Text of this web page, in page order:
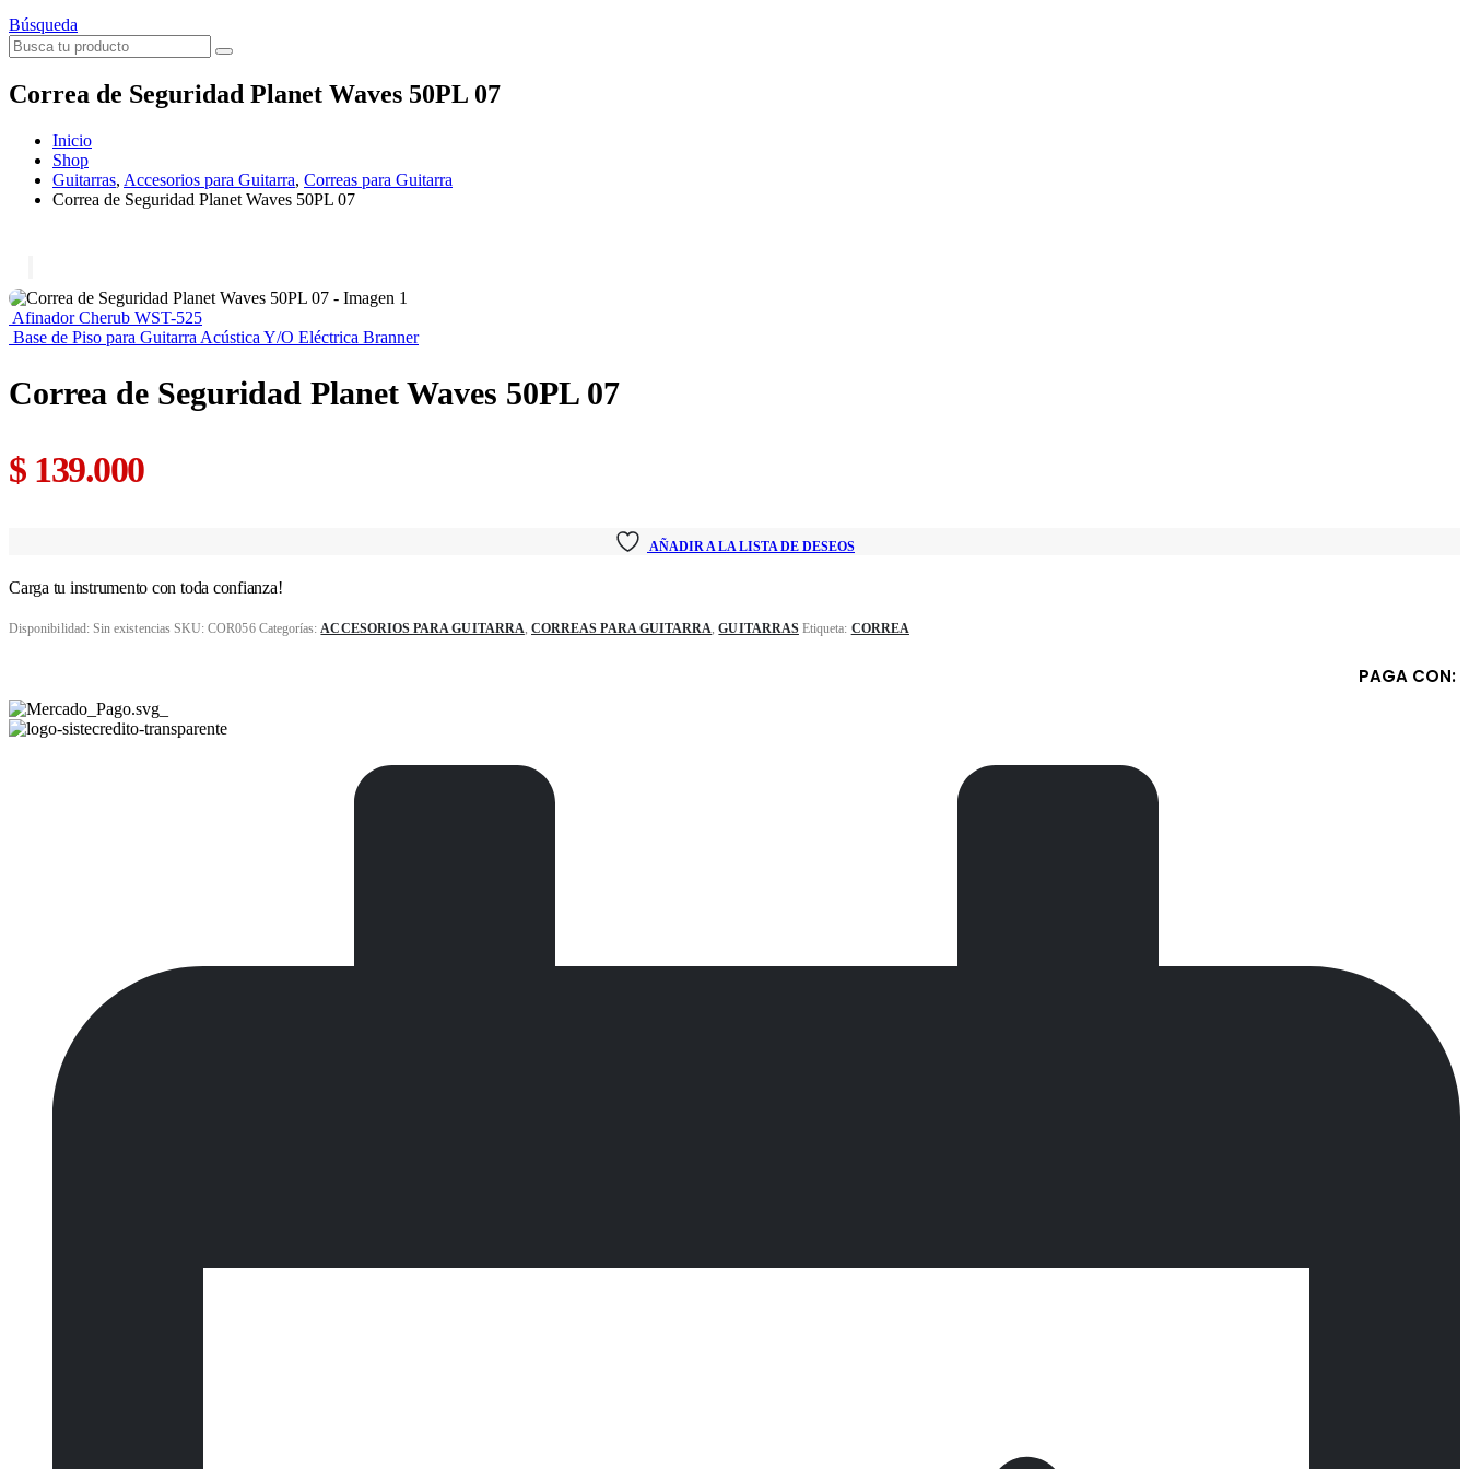
Búsqueda
Correa de Seguridad Planet Waves 50PL 07
Inicio
Shop
Guitarras, Accesorios para Guitarra, Correas para Guitarra
Correa de Seguridad Planet Waves 50PL 07
Afinador Cherub WST-525
Base de Piso para Guitarra Acústica Y/O Eléctrica Branner
Correa de Seguridad Planet Waves 50PL 07
$139.000
AÑADIR A LA LISTA DE DESEOS
Carga tu instrumento con toda confianza!
Disponibilidad: Sin existencias SKU:COR056 Categorías: ACCESORIOS PARA GUITARRA CORREAS PARA GUITARRA ,GUITARRAS Etiqueta: CORREA
PAGA CON: